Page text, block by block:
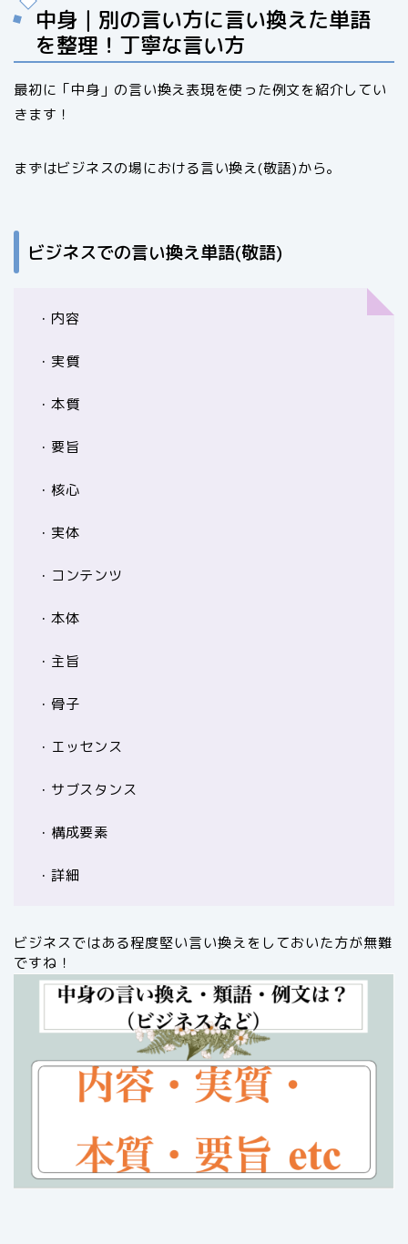
中身｜別の言い方に言い換えた単語
を整理！丁寧な言い方
最初に「中身」の言い換え表現を使った例文を紹介してい
きます！
まずはビジネスの場における言い換え(敬語)から。
ビジネスでの言い換え単語(敬語)
・内容
・実質
・本質
・要旨
・核心
・実体
・コンテンツ
・本体
・主旨
・骨子
・エッセンス
・サブスタンス
・構成要素
・詳細
ビジネスではある程度堅い言い換えをしておいた方が無難
ですね！